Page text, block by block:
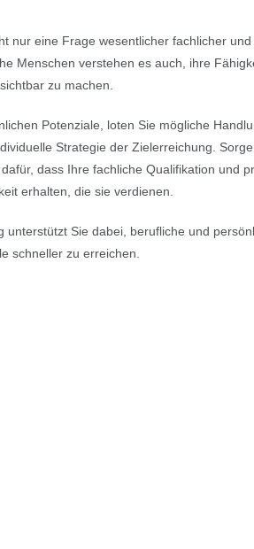
nur eine Frage wesentlicher fachlicher
Menschen verstehen es auch, ihre
zu machen.
Potenziale, loten Sie mögliche
Strategie der Zielerreichung.
dass Ihre fachliche Qualifikation und
erhalten, die sie verdienen.
unterstützt Sie dabei, berufliche und
schneller zu erreichen.